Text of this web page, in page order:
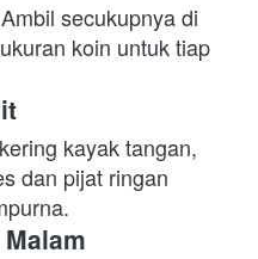
secukupnya di
koin untuk tiap
kayak tangan,
dan pijat ringan